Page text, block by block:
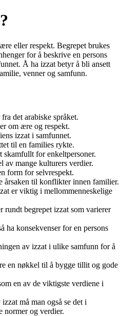
eller respekt. Begrepet brukes
for å beskrive en persons
Å ha izzat betyr å bli ansett
venner og samfunn.
det arabiske språket.
om ære og respekt.
izzat i samfunnet.
til en families rykte.
for enkeltpersoner.
av mange kulturers verdier.
form for selvrespekt.
årsaken til konflikter innen familier.
er viktig i mellommenneskelige
rundt begrepet izzat som varierer
ha konsekvenser for en persons
av izzat i ulike samfunn for å
en nøkkel til å bygge tillit og gode
en av de viktigste verdiene i
må man også se det i
normer og verdier.